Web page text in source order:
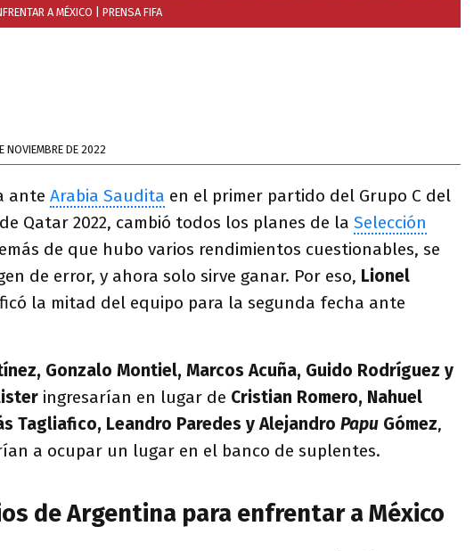
A MÉXICO | PRENSA FIFA
NOVIEMBRE DE 2022
ante Arabia Saudita en el primer partido del Grupo C del
Qatar 2022, cambió todos los planes de la Selección
de que hubo varios rendimientos cuestionables, se
de error, y ahora solo sirve ganar. Por eso, Lionel
la mitad del equipo para la segunda fecha ante
Gonzalo Montiel, Marcos Acuña, Guido Rodríguez y
ingresarían en lugar de Cristian Romero, Nahuel
Tagliafico, Leandro Paredes y Alejandro Papu Gómez,
a ocupar un lugar en el banco de suplentes.
de Argentina para enfrentar a México